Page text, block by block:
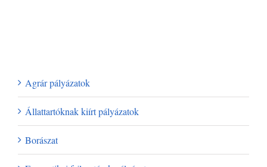
Agrár pályázatok
Állattartóknak kiírt pályázatok
Borászat